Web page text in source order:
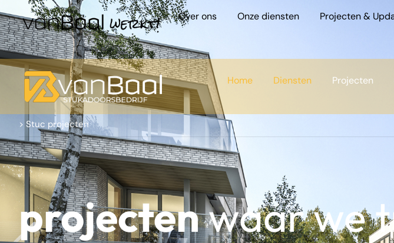
Over ons Onze diensten Projecten &
> Stuc projecten
projectenwaar we
Home Diensten Projecten